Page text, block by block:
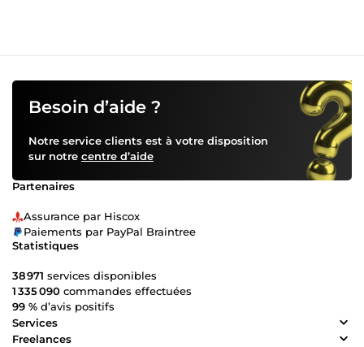
Besoin d’aide ?
Notre service clients est à votre disposition
sur notre centre d’aide
Partenaires
Assurance par Hiscox
Paiements par PayPal Braintree
Statistiques
38 971 services disponibles
1 335 090 commandes effectuées
99 % d’avis positifs
Services
Freelances